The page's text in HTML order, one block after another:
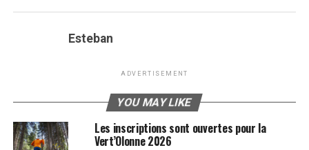
Esteban
ADVERTISEMENT
YOU MAY LIKE
Les inscriptions sont ouvertes pour la
Vert’Olonne 2026